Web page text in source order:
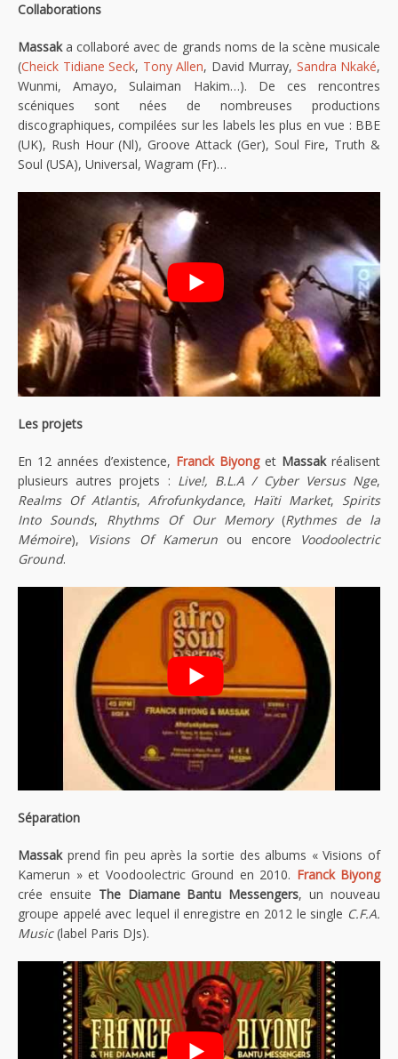
Collaborations
Massaka collaboré avec de grands noms de la scène musicale
(Cheick Tidiane Seck, Tony Allen, David Murray, Sandra Nkaké,
Wunmi, Amayo, Sulaiman Hakim…). De ces rencontres
scéniques sont nées de nombreuses productions
discographiques, compilées sur les labels les plus en vue : BBE
(UK), Rush Hour (Nl), Groove Attack (Ger), Soul Fire, Truth &
Soul (USA), Universal, Wagram (Fr)…
Les projets
En 12 années d’existence, Franck Biyonget Massakréalisent
plusieurs autres projets : Live!, B.L.A / Cyber Versus Nge,
Realms Of Atlantis, Afrofunkydance, Haïti Market, Spirits
Into Sounds, Rhythms Of Our Memory(Rythmes de la
Mémoire), Visions Of Kamerun ou encore
Voodoolectric
Ground.
Séparation
Massakprend fin peu après la sortie des albums « Visions of
Kamerun » et Voodoolectric Ground en 2010. Franck Biyong
crée ensuite The Diamane Bantu Messengers, un nouveau
groupe appelé avec lequel il enregistre en 2012 le single C.F.A.
Music(label Paris DJs).